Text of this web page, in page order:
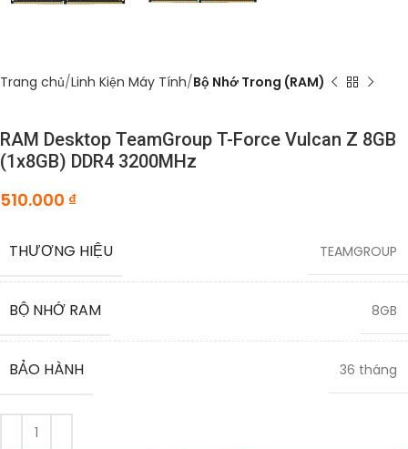
Trang chủ Linh Kiện Máy Tính Bộ Nhớ Trong (RAM)
RAM Desktop TeamGroup T-Force Vulcan Z 8GB
(1x8GB) DDR4 3200MHz
510.000 ₫
THƯƠNG HIỆU TEAMGROUP
BỘ NHỚ RAM 8GB
BẢO HÀNH 36 tháng